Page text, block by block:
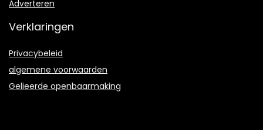
Adverteren
Verklaringen
Privacybeleid
algemene voorwaarden
Gelieerde openbaarmaking